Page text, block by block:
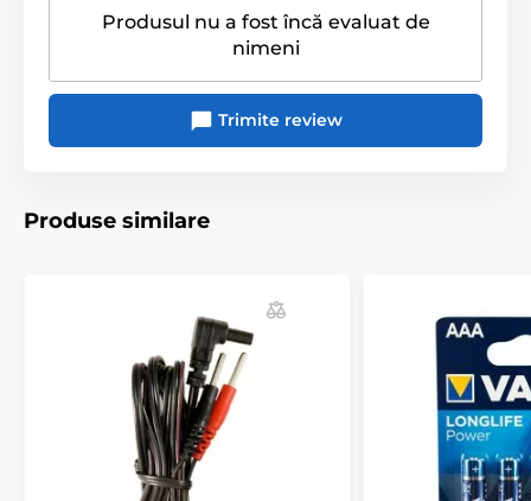
Produsul nu a fost încă evaluat de
nimeni
Trimite review
Produse similare